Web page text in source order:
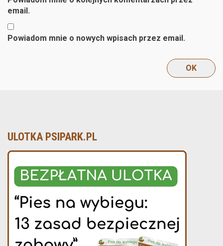
email.
Powiadom mnie o nowych wpisach przez email.
ULOTKA PSIPARK.PL